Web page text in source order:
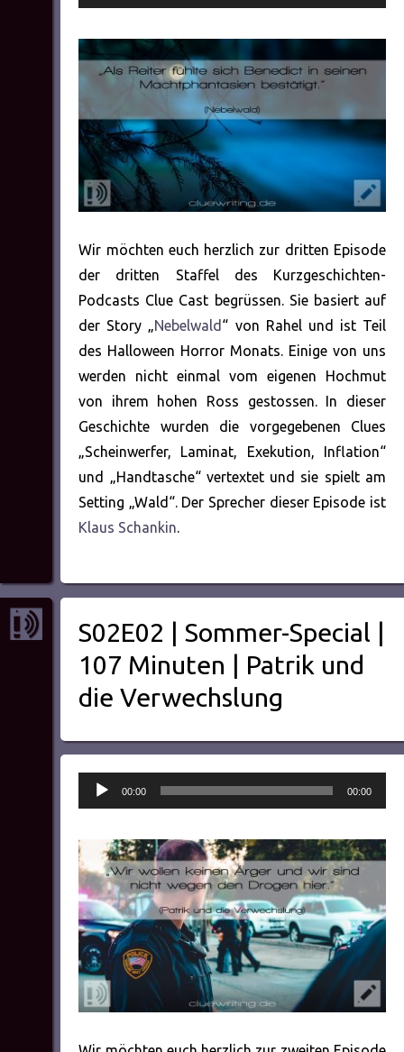
Player
Wir möchten euch herzlich zur dritten Episode
der dritten Staffel des Kurzgeschichten-
Podcasts Clue Cast begrüssen. Sie basiert auf
der Story „Nebelwald “ von Rahel und ist Teil
des Halloween Horror Monats. Einige von uns
werden nicht einmal vom eigenen Hochmut
von ihrem hohen Ross gestossen. In dieser
Geschichte wurden die vorgegebenen Clues
„Scheinwerfer, Laminat, Exekution, Inflation“
und „Handtasche“ vertextet und sie spielt am
Setting „Wald“. Der Sprecher dieser Episode ist
Klaus Schankin.
S02E02 | Sommer-Special |
107 Minuten | Patrik und
die Verwechslung
Audio-
Player
00:00 00:00